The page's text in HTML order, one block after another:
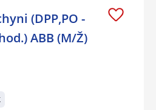
(DPP,PO -
ABB (M/Ž)